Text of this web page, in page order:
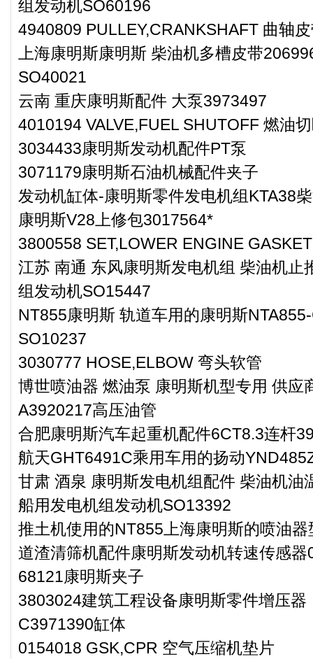
组发动机SO60196
4940809 PULLEY,CRANKSHAFT 曲轴
上海康明斯康明斯 柴油机多槽皮带
SO40021
云南 重庆康明斯配件 大泵3973497
4010194 VALVE,FUEL SHUTOFF 燃油
3034433康明斯发动机配件PT泵
3071179康明斯石油机械配件夹子
发动机缸体-康明斯零件发电机组KTA38
康明斯V28上修包3017564*
3800558 SET,LOWER ENGINE
江苏 南通 东风康明斯发电机组 柴油机止
组发动机SO15447
NT855康明斯 轨道车用的康明斯
SO10237
3030777 HOSE,ELBOW 弯头软管
博世喷油器 燃油泵 康明斯机型专用 供应
A3920217高压油管
合肥康明斯汽车起重机配件6CT8.3连杆
航天GHT6491C乘用车用的扬动
甘肃 酒泉 康明斯发电机组配件 柴油机油
船用发电机组发动机SO13392
推土机使用的NT855上海康明斯的喷油器
道渣清筛机配件康明斯发动机转速传感器
68121康明斯夹子
3803024建筑工程设备康明斯零件增压器
C3971390缸体
0154018 GSK,CPR 空气压缩机垫片